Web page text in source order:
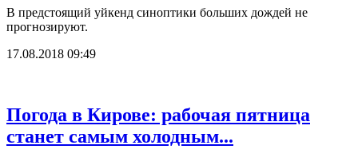
В предстоящий уйкенд синоптики больших дождей не
прогнозируют.
17.08.2018 09:49
Погода в Кирове: рабочая пятница
станет самым холодным...